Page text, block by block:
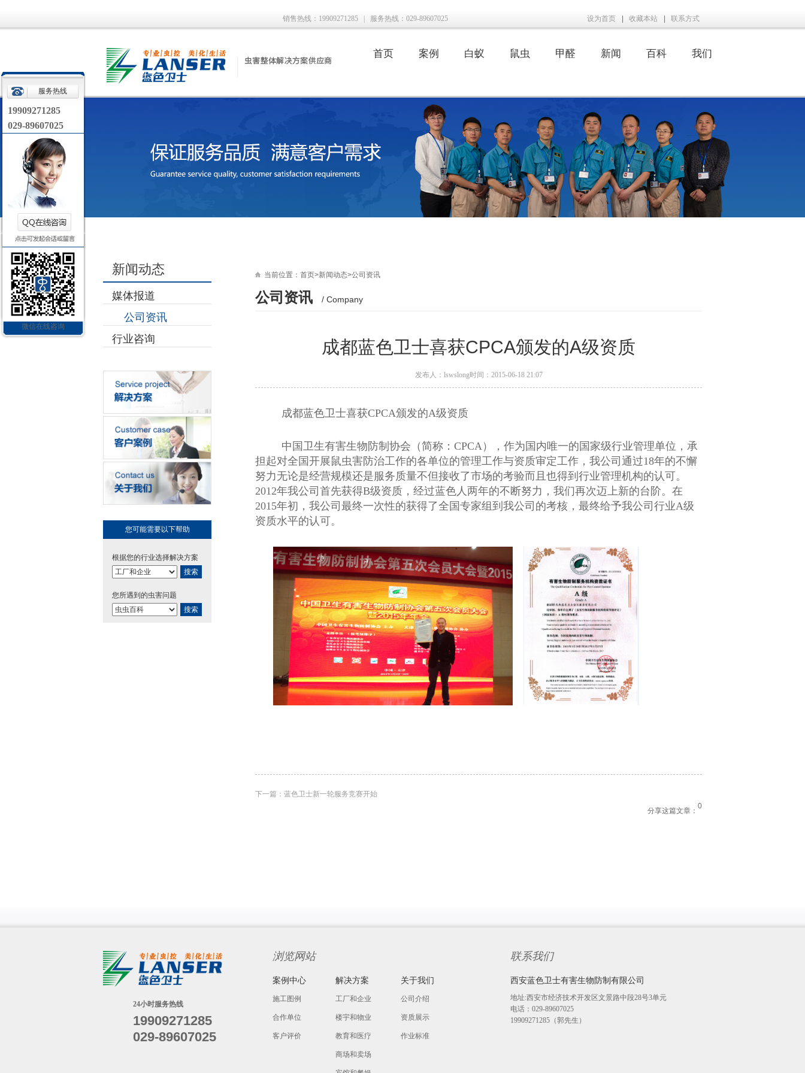
销售热线：19909271285 服务热线：029-89607025 设为首页 收藏本站 联系方式
首页
| 案例
| 白蚁
| 鼠虫
| 甲醛
| 新闻
| 百科
| 我们
新闻动态
媒体报道
公司资讯
行业咨询
您可能需要以下帮助
根据您的行业选择解决方案
搜索
您所遇到的虫害问题
搜索
当前位置： 首页>新闻动态>公司资讯
公司资讯 / Company
成都蓝色卫士喜获CPCA颁发的A级资质
发布人：lswslong时间：2015-06-18 21:07
成都蓝色卫士喜获CPCA颁发的A级资质
中国卫生有害生物防制协会（简称：CPCA），作为国内唯一的国家级行业管理单位，承
担起对全国开展鼠虫害防治工作的各单位的管理工作与资质审定工作，我公司通过18年的不懈
努力无论是经营规模还是服务质量不但接收了市场的考验而且也得到行业管理机构的认可。
2012年我公司首先获得B级资质，经过蓝色人两年的不断努力，我们再次迈上新的台阶。在
2015年初，我公司最终一次性的获得了全国专家组到我公司的考核，最终给予我公司行业A级
资质水平的认可。
下一篇： 蓝色卫士新一轮服务竞赛开始
分享这篇文章：
0
24小时服务热线
19909271285
029-89607025
浏览网站
案例中心
施工图例
合作单位
客户评价
解决方案
工厂和企业
楼宇和物业
教育和医疗
商场和卖场
关于我们
公司介绍
资质展示
作业标准
联系我们
西安蓝色卫士有害生物防制有限公司
地址:西安市经济技术开发区文景路中段28号3单元
电话：029-89607025
19909271285（郭先生）
服务热线
19909271285
029-89607025
微信在线咨询